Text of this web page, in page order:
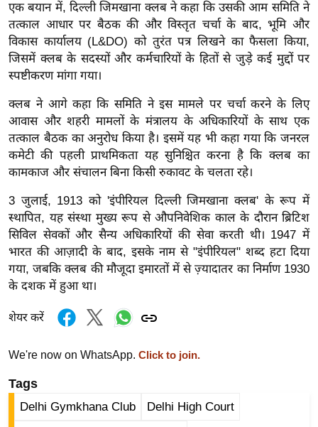
ज
ग
त
बॉ
वु
ड
हॉ
ली
ड
फि
ल्म
स
मी
B
e
a
k
एक बयान में, दिल्ली जिमखाना क्लब ने कहा कि उसकी आम समिति ने
तत्काल आधार पर बैठक की और विस्तृत चर्चा के बाद, भूमि और
विकास कार्यालय (L&DO) को तुरंत पत्र लिखने का फैसला किया,
जिसमें क्लब के सदस्यों और कर्मचारियों के हितों से जुड़े कई मुद्दों पर
स्पष्टीकरण मांगा गया।
क्लब ने आगे कहा कि समिति ने इस मामले पर चर्चा करने के लिए
आवास और शहरी मामलों के मंत्रालय के अधिकारियों के साथ एक
तत्काल बैठक का अनुरोध किया है। इसमें यह भी कहा गया कि जनरल
कमेटी की पहली प्राथमिकता यह सुनिश्चित करना है कि क्लब का
कामकाज और संचालन बिना किसी रुकावट के चलता रहे।
3 जुलाई, 1913 को 'इंपीरियल दिल्ली जिमखाना क्लब' के रूप में
स्थापित, यह संस्था मुख्य रूप से औपनिवेशिक काल के दौरान ब्रिटिश
सिविल सेवकों और सैन्य अधिकारियों की सेवा करती थी। 1947 में
भारत की आज़ादी के बाद, इसके नाम से "इंपीरियल" शब्द हटा दिया
गया, जबकि क्लब की मौजूदा इमारतों में से ज़्यादातर का निर्माण 1930
के दशक में हुआ था।
शेयर करें
We're now on WhatsApp. Click to join.
Tags
Delhi Gymkhana Club Delhi High Court